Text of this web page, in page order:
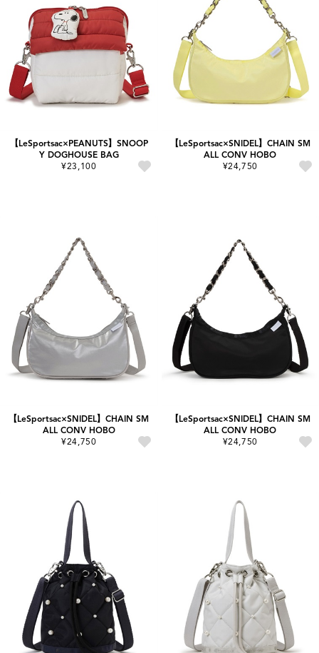
【LeSportsac×PEANUTS】SNOOP
Y DOGHOUSE BAG
¥23,100
【LeSportsac×SNIDEL】CHAIN SM
ALL CONV HOBO
¥24,750
【LeSportsac×SNIDEL】CHAIN SM
ALL CONV HOBO
¥24,750
【LeSportsac×SNIDEL】CHAIN SM
ALL CONV HOBO
¥24,750